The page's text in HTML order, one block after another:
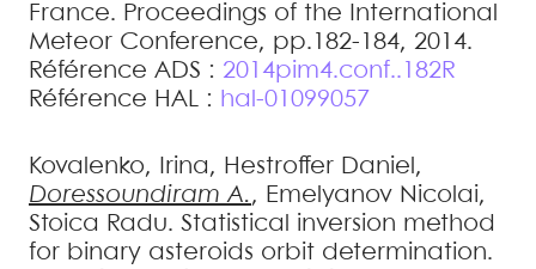
France. Proceedings of the International
Meteor Conference, pp.182-184, 2014.
Référence ADS : 2014pim4.conf..182R
Référence HAL : hal-01099057
Kovalenko, Irina, Hestroffer Daniel ,
Doressoundiram A., Emelyanov Nicolai,
Stoica Radu. Statistical inversion method
for binary asteroids orbit determination.